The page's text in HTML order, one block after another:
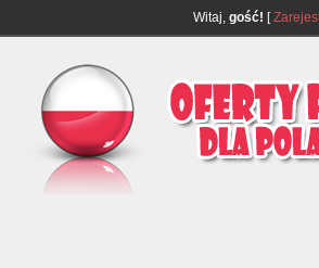
Witaj, gość! [